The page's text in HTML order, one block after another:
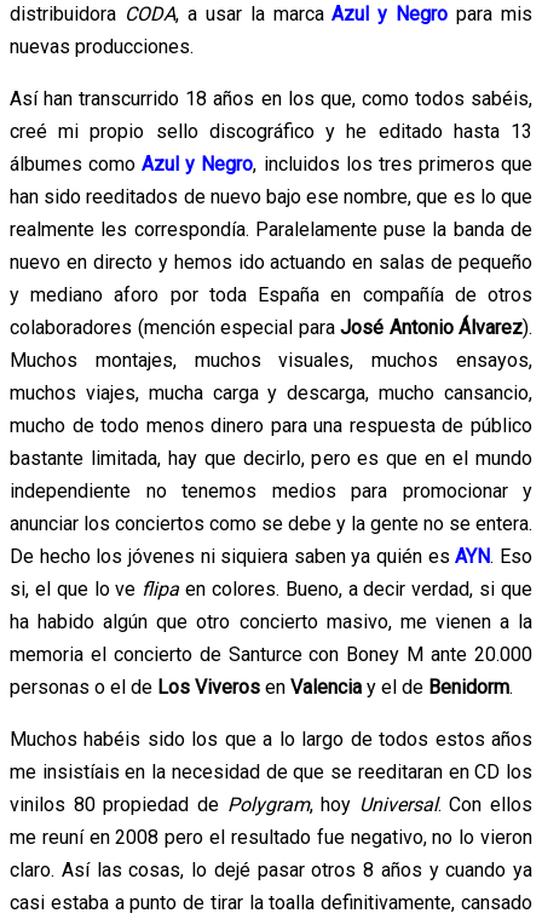
distribuidora CODA, a usar la marcaAzul y Negro para mis
nuevas producciones.
Así han transcurrido 18 años en los que, como todos sabéis,
creé mi propio sello discográfico y he editado hasta 13
álbumes comoAzul y Negro, incluidos los tres primeros que
han sido reeditados de nuevo bajo ese nombre, que es lo que
realmente les correspondía. Paralelamente puse la banda de
nuevo en directo y hemos ido actuando en salas de pequeño
y mediano aforo por toda España en compañía de otros
colaboradores (mención especial para José Antonio Álvarez).
Muchos montajes, muchos visuales, muchos ensayos,
muchos viajes, mucha carga y descarga, mucho cansancio,
mucho de todo menos dinero para una respuesta de público
bastante limitada, hay que decirlo, pero es que en el mundo
independiente no tenemos medios para promocionar y
anunciar los conciertos como se debe y la gente no se entera.
De hecho los jóvenes ni siquiera saben ya quién esAYN. Eso
si, el que lo ve flipa en colores. Bueno, a decir verdad, si que
ha habido algún que otro concierto masivo, me vienen a la
memoria el concierto de Santurce con Boney M ante 20.000
personas o el de Los Viveros en Valencia y el de Benidorm.
Muchos habéis sido los que a lo largo de todos estos años
me insistíais en la necesidad de que se reeditaran en CD los
vinilos 80 propiedad de Polygram, hoy Universal. Con ellos
me reuní en 2008 pero el resultado fue negativo, no lo vieron
claro. Así las cosas, lo dejé pasar otros 8 años y cuando ya
casi estaba a punto de tirar la toalla definitivamente, cansado